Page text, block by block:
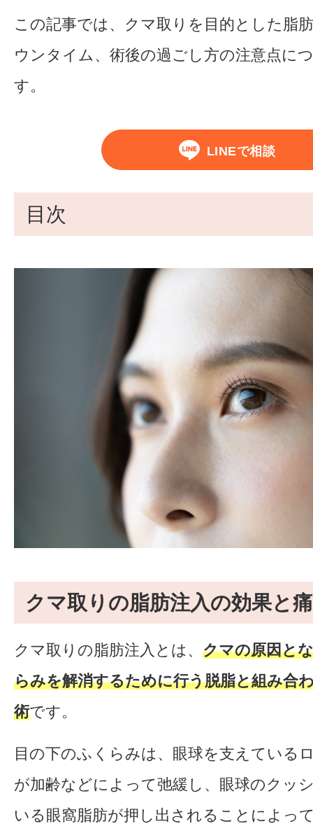
この記事では、クマ取りを目的とした脂
ウンタイム、術後の過ごし方の注意点に
す。
LINEで相談
目次
クマ取りの脂肪注入の効果と
クマ取りの脂肪注入とは、 クマの原因と
らみを解消するために行う脱脂と組み合
術です。
目の下のふくらみは、眼球を支えている
が加齢などによって弛緩し、眼球のクッ
いる眼窩脂肪が押し出されることによっ